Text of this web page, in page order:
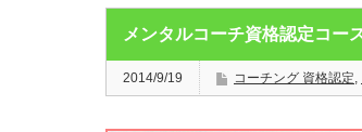
メンタルコーチ資格認定コー
2014/9/19 コーチング 資格認定,